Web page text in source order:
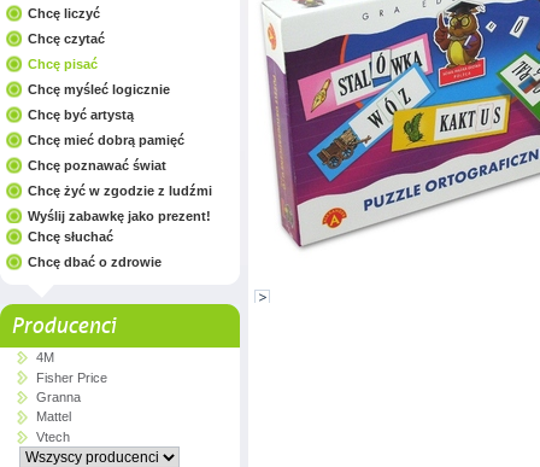
Chcę liczyć
Chcę czytać
Chcę pisać
Chcę myśleć logicznie
Chcę być artystą
Chcę mieć dobrą pamięć
Chcę poznawać świat
Chcę żyć w zgodzie z ludźmi
Wyślij zabawkę jako prezent!
Chcę słuchać
Chcę dbać o zdrowie
Producenci
4M
Fisher Price
Granna
Mattel
Vtech